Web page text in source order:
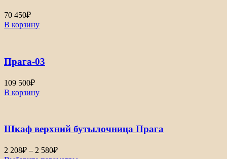
70 450₽
В корзину
Прага-03
109 500₽
В корзину
Шкаф верхний бутылочница Прага
2 208₽ – 2 580₽Диапазон
цен: